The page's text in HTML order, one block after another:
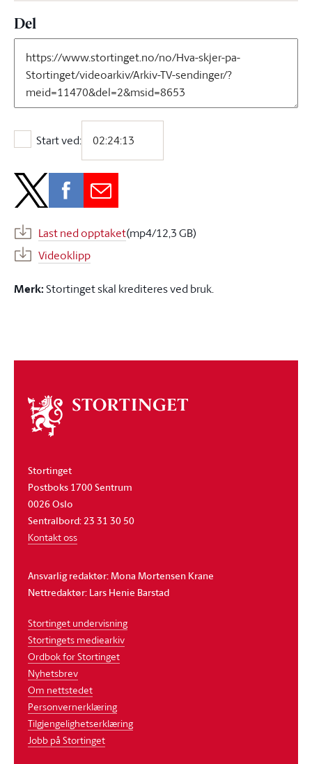
Del
Start ved:
Start ved:
Last ned opptaket(mp4/12,3 GB)
Videoklipp
Merk:Stortinget skal krediteres ved bruk.
Om
stortinget
Stortinget
Postboks 1700 Sentrum
0026 Oslo
Sentralbord: 23 31 30 50
Kontakt oss
Ansvarlig redaktør: Mona Mortensen Krane
Nettredaktør: Lars Henie Barstad
Stortinget undervisning
Stortingets mediearkiv
Ordbok for Stortinget
Nyhetsbrev
Om nettstedet
Personvernerklæring
Tilgjengelighetserklæring
Jobb på Stortinget